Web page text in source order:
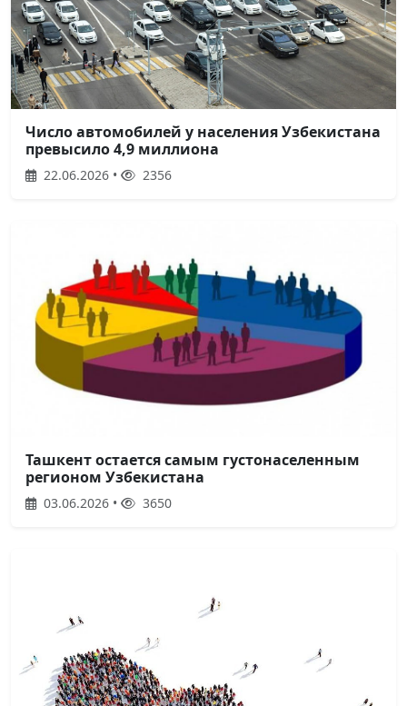
Число автомобилей у населения Узбекистана
превысило 4,9 миллиона
22.06.2026 • 2356
Ташкент остается самым густонаселенным
регионом Узбекистана
03.06.2026 • 3650